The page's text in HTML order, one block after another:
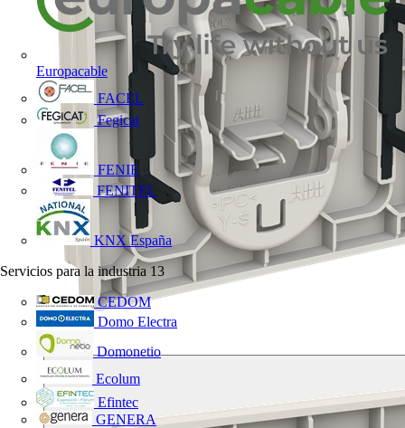
Europacable
FACEL
Fegicat
FENIE
FENITEL
KNX España
Servicios para la industria 13
CEDOM
Domo Electra
Domonetio
Ecolum
Efintec
GENERA